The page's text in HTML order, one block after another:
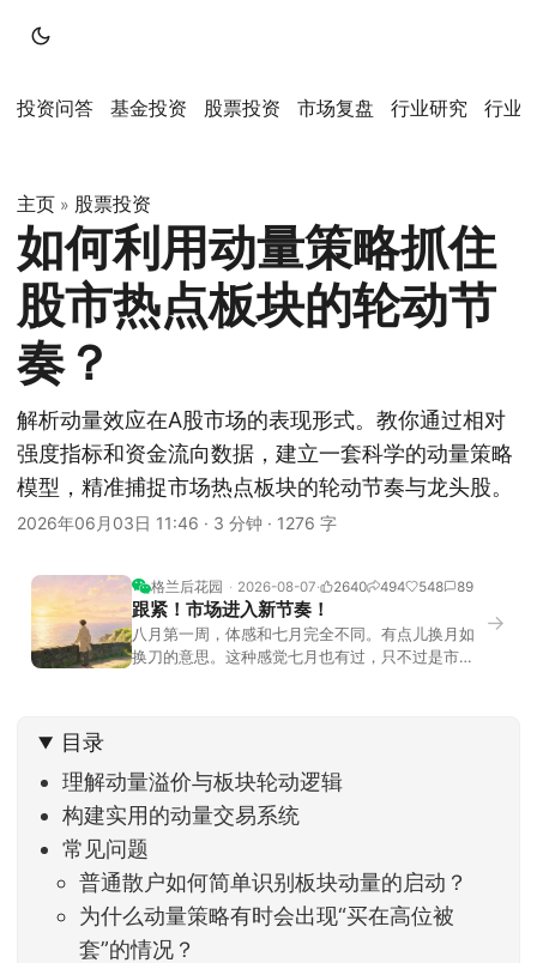
投资问答 基金投资 股票投资 市场复盘 行业研究 行业
主页 » 股票投资
如何利用动量策略抓住
股市热点板块的轮动节
奏？
解析动量效应在A股市场的表现形式。教你通过相对
强度指标和资金流向数据，建立一套科学的动量策略
模型，精准捕捉市场热点板块的轮动节奏与龙头股。
2026年06月03日 11:46 · 3 分钟 · 1276 字
格兰后花园 2026-08-07 2640 494 548 89
跟紧！市场进入新节奏！
八月第一周，体感和七月完全不同。有点儿换月如
换刀的意思。这种感觉七月也有过，只不过是市场
家感受到了春天般的暖风。指数涨了百点，交易额
回暖到2
→
目录
理解动量溢价与板块轮动逻辑
构建实用的动量交易系统
常见问题
普通散户如何简单识别板块动量的启动？
为什么动量策略有时会出现“买在高位被
套”的情况？